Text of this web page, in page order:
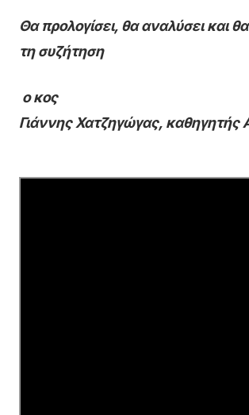
Θα προλογίσει, θα αναλύσει και
τη συζήτηση
ο κος
Γιάννης Χατζηγώγας, καθηγητής